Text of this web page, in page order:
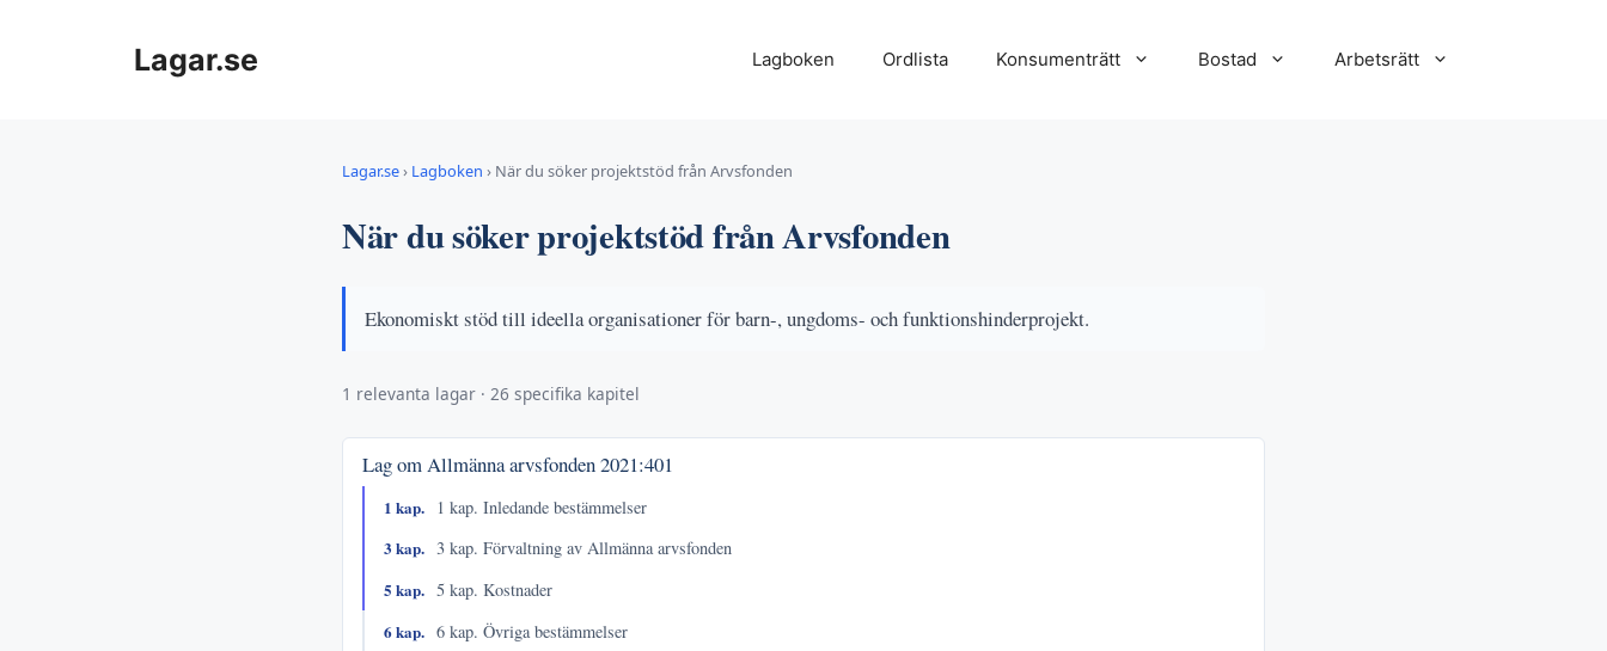
Lagar.se Lagboken Ordlista Konsumenträtt Bostad Arbetsrätt
Lagar.se› Lagboken › När du söker projektstöd från Arvsfonden
När du söker projektstöd från Arvsfonden
Ekonomiskt stöd till ideella organisationer för barn-, ungdoms- och funktionshinderprojekt.
1 relevanta lagar · 26 specifika kapitel
Lag om Allmänna arvsfonden2021:401
1 kap.
1 kap. Inledande bestämmelser
3 kap. 3 kap. Förvaltning av Allmänna arvsfonden
5 kap. 5 kap. Kostnader
6 kap. 6 kap. Övriga bestämmelser